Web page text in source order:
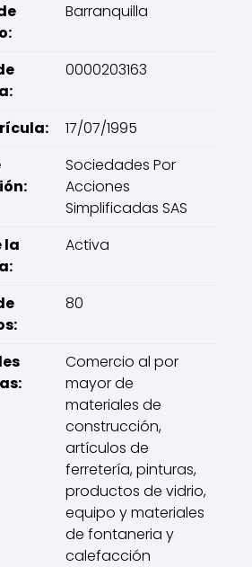
Barranquilla
0000203163
17/07/1995
Sociedades Por
Acciones
Simplificadas SAS
la
Activa
80
Comercio al por
mayor de
materiales de
construcción,
artículos de
ferretería, pinturas,
productos de vidrio,
equipo y materiales
de fontaneria y
calefacción